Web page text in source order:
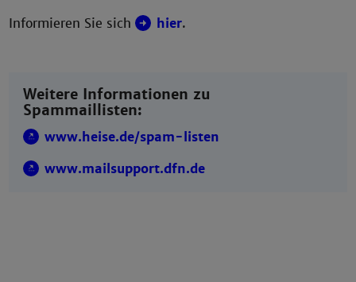
Informieren Sie sich hier.
Weitere Informationen zu
Spammaillisten:
www.heise.de/spam-listen
www.mailsupport.dfn.de